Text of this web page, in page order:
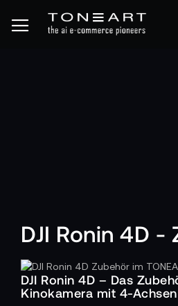
DJI Ronin 4D -
DJI Ronin 4D – Das
Kinokamera mit 4-